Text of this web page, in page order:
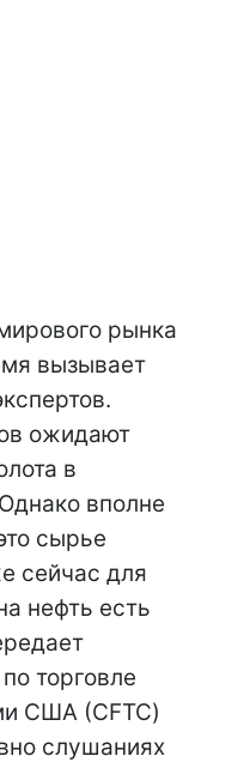
рынка
вызывает
ожидают
в
вполне
сырье
сейчас для
нефть есть
торговле
США (CFTC)
слушаниях